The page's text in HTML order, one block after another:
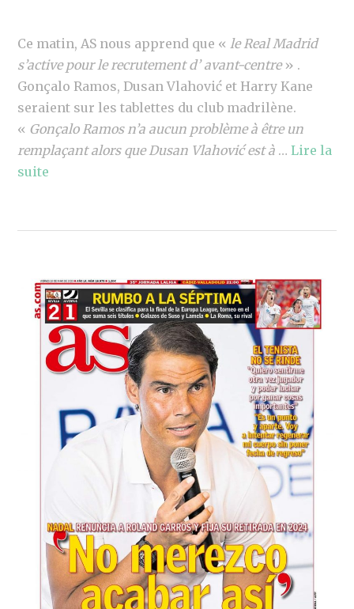
Ce matin, AS nous apprend que «le Real Madrid
s’active pour le recrutement d’ avant-centre» .
Gonçalo Ramos, Dusan Vlahović et Harry Kane
seraient sur les tablettes du club madrilène.
« Gonçalo Ramos n’a aucun problème à être un
remplaçant alors que Dusan Vlahović est à …Lire la
suite